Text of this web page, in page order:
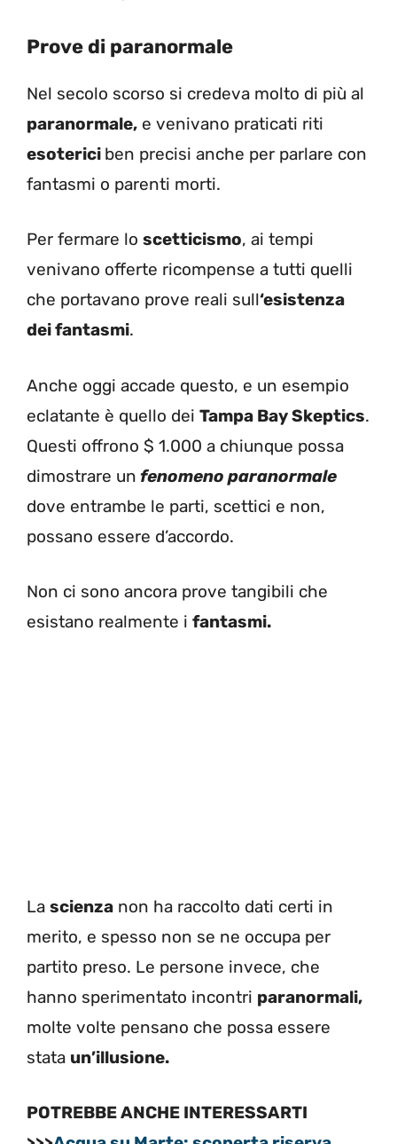
Prove di paranormale
Nel secolo scorso si credeva molto di più al
paranormale, e venivano praticati riti
esoterici ben precisi anche per parlare con
fantasmi o parenti morti.
Per fermare lo scetticismo, ai tempi
venivano offerte ricompense a tutti quelli
che portavano prove reali sull‘esistenza
dei fantasmi.
Anche oggi accade questo, e un esempio
eclatante è quello dei Tampa Bay Skeptics.
Questi offrono $ 1.000 a chiunque possa
dimostrare un fenomeno paranormale
dove entrambe le parti, scettici e non,
possano essere d’accordo.
Non ci sono ancora prove tangibili che
esistano realmente i fantasmi.
La scienza non ha raccolto dati certi in
merito, e spesso non se ne occupa per
partito preso. Le persone invece, che
hanno sperimentato incontri paranormali,
molte volte pensano che possa essere
stata un’illusione.
POTREBBE ANCHE INTERESSARTI